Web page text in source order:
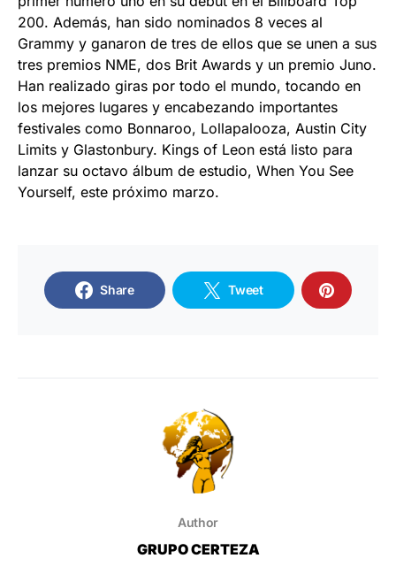
200. Además, han sido nominados 8 veces al
Grammy y ganaron de tres de ellos que se unen a sus
tres premios NME, dos Brit Awards y un premio Juno.
Han realizado giras por todo el mundo, tocando en
los mejores lugares y encabezando importantes
festivales como Bonnaroo, Lollapalooza, Austin City
Limits y Glastonbury. Kings of Leon está listo para
lanzar su octavo álbum de estudio, When You See
Yourself, este próximo marzo.
Share Tweet
Author
GRUPO CERTEZA